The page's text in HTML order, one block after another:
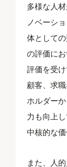
多様な人
ノベーシ
体として
の評価に
評価を受
顧客、求
ホルダー
力も向上
中核的な
また、人